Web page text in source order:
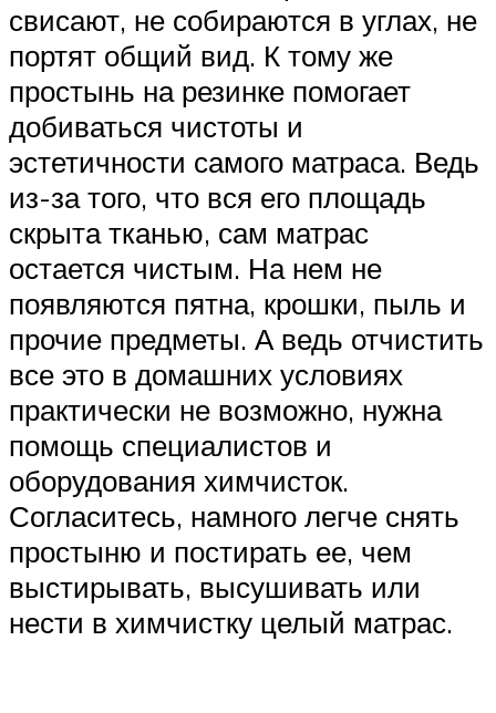
свисают, не собираются в углах, не
портят общий вид. К тому же
простынь на резинке помогает
добиваться чистоты и
эстетичности самого матраса. Ведь
из-за того, что вся его площадь
скрыта тканью, сам матрас
остается чистым. На нем не
появляются пятна, крошки, пыль и
прочие предметы. А ведь отчистить
все это в домашних условиях
практически не возможно, нужна
помощь специалистов и
оборудования химчисток.
Согласитесь, намного легче снять
простыню и постирать ее, чем
выстирывать, высушивать или
нести в химчистку целый матрас.